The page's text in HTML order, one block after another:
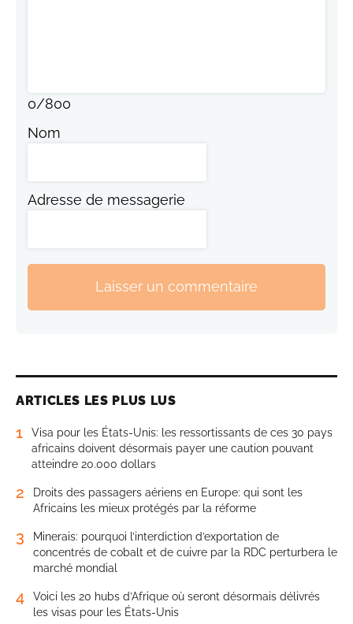
0/800
Nom
Adresse de messagerie
Laisser un commentaire
ARTICLES LES PLUS LUS
1
Visa pour les États-Unis: les ressortissants de ces 30 pays
africains doivent désormais payer une caution pouvant
atteindre 20.000 dollars
2
Droits des passagers aériens en Europe: qui sont les
Africains les mieux protégés par la réforme
3
Minerais: pourquoi l’interdiction d’exportation de
concentrés de cobalt et de cuivre par la RDC perturbera le
marché mondial
4
Voici les 20 hubs d’Afrique où seront désormais délivrés
les visas pour les États-Unis